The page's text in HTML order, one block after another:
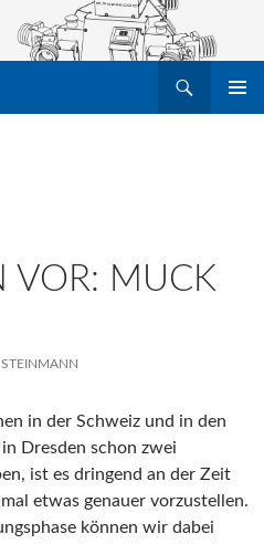
VOR: MUCK
in der Schweiz und in den
Dresden schon zwei
ist es dringend an der Zeit
etwas genauer vorzustellen.
können wir dabei